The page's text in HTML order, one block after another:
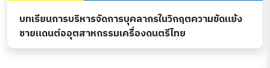
บทเรียนการบริหารจัดการบุคลากรในวิกฤตความขัดแย้ง
ชายแดนต่ออุตสาหกรรมเครื่องดนตรีไทย